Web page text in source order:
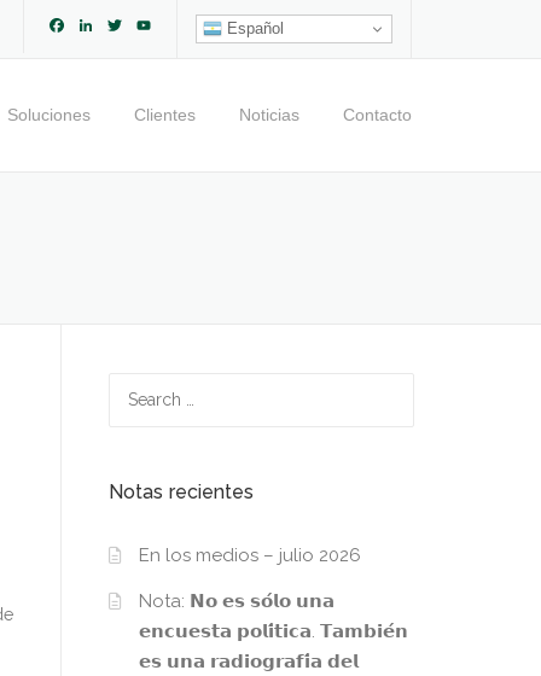
Español
Facebook
LinkedIn
TwitterYouTube
Channel
Soluciones Clientes Noticias Contacto
Notas recientes
En los medios – julio 2026
Nota: 𝗡𝗼 𝗲𝘀 𝘀𝗼́𝗹𝗼 𝘂𝗻𝗮
𝗲𝗻𝗰𝘂𝗲𝘀𝘁𝗮 𝗽𝗼𝗹𝗶́𝘁𝗶𝗰𝗮. 𝗧𝗮𝗺𝗯𝗶𝗲́𝗻
𝗲𝘀 𝘂𝗻𝗮 𝗿𝗮𝗱𝗶𝗼𝗴𝗿𝗮𝗳𝗶́𝗮 𝗱𝗲𝗹